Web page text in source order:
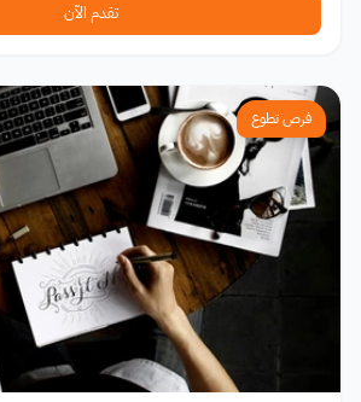
تقدم الآن
فرص تطوع